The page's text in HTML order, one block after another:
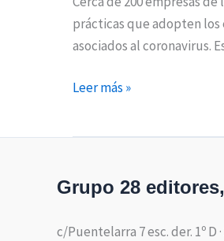
prácticas que adopten
asociados al coronavirus.
COVID-
19
Leer más »
Grupo 28
c/Puentelarra 7 esc. der. 1º D